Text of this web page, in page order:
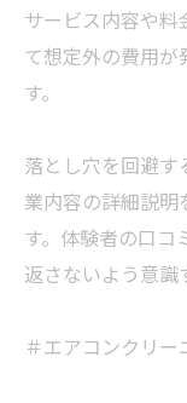
サービス内容や料
て想定外の費用が
す。
落とし穴を回避
業内容の詳細説
す。体験者の口コ
返さないよう意識
＃エアコンクリ